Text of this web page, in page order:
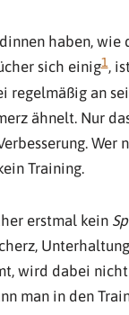
haben, wie
sich einig1,
regelmäßig an
ähnelt. Nur
Training.
erstmal kein
wird dabei
man in den